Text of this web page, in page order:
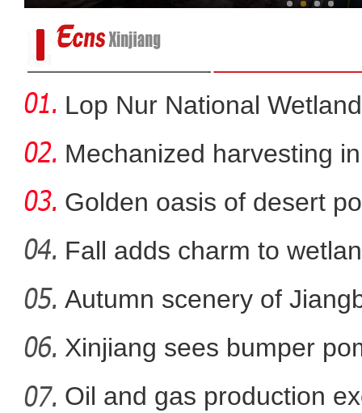
有幸！我是记者 让脚下泥
Lop Nur National
Mechanized harvesting
Golden oasis of desert
Fall adds charm to
Autumn scenery of
Xinjiang sees bumper
Oil and gas production